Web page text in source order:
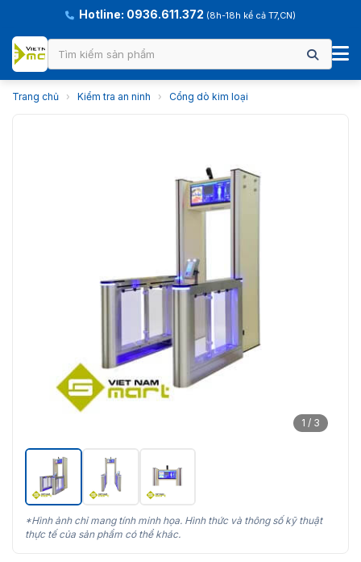
Hotline: 0936.611.372 (8h-18h kể cả T7,CN)
Trang chủ › Kiểm tra an ninh › Cổng dò kim loại
1 / 3
*Hình ảnh chỉ mang tính minh họa. Hình thức và thông số kỹ thuật
thực tế của sản phẩm có thể khác.